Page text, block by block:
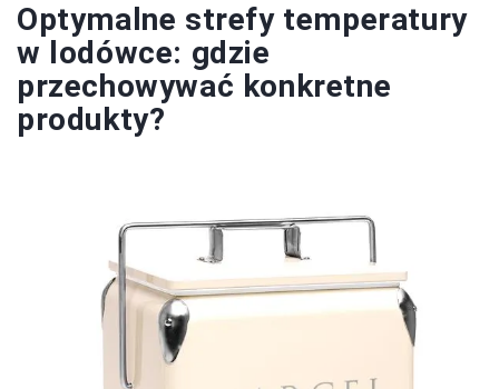
Optymalne strefy temperatury
w lodówce: gdzie
przechowywać konkretne
produkty?